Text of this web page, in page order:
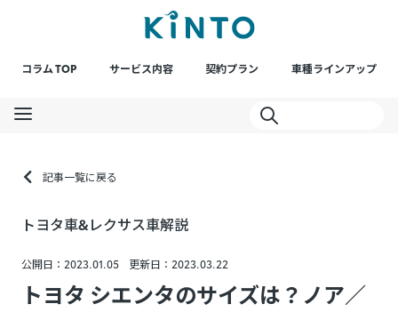
コラム TOP サービス内容 契約プラン 車種ラインアップ
記事一覧に戻る
トヨタ車&レクサス車解説
公開日：2023.01.05 更新日：2023.03.22
トヨタ シエンタのサイズは？ノア／